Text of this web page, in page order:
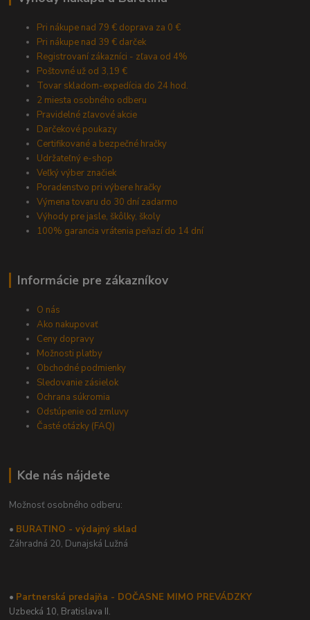
Pri nákupe nad 79 € doprava za 0 €
Pri nákupe nad 39 € darček
Registrovaní zákazníci - zľava od 4%
Poštovné už od 3,19 €
Tovar skladom-expedícia do 24 hod.
2 miesta osobného odberu
Pravidelné zľavové akcie
Darčekové poukazy
Certifikované a bezpečné hračky
Udržateľný e-shop
Veľký výber značiek
Poradenstvo pri výbere hračky
Výmena tovaru do 30 dní zadarmo
Výhody pre jasle, škôlky, školy
100% garancia vrátenia peňazí do 14 dní
Informácie pre zákazníkov
O nás
Ako nakupovať
Ceny dopravy
Možnosti platby
Obchodné podmienky
Sledovanie zásielok
Ochrana súkromia
Odstúpenie od zmluvy
Časté otázky (FAQ)
Kde nás nájdete
Možnosť osobného odberu:
• BURATINO - výdajný sklad
Záhradná 20, Dunajská Lužná
• Partnerská predajňa - DOČASNE MIMO PREVÁDZKY
Uzbecká 10, Bratislava II.